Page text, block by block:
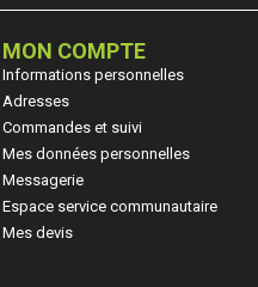
MON COMPTE
Informations personnelles
Adresses
Commandes et suivi
Mes données personnelles
Messagerie
Espace service communautaire
Mes devis